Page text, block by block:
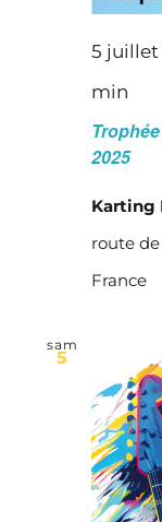
5 juillet
min
2025
Karting
route de
France
sam
5